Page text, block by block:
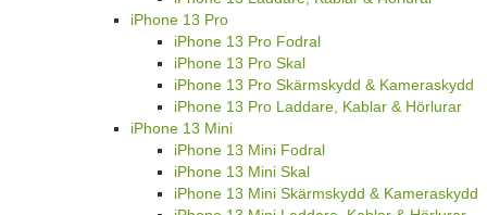
iPhone 13 Pro
iPhone 13 Pro Fodral
iPhone 13 Pro Skal
iPhone 13 Pro Skärmskydd & Kameraskydd
iPhone 13 Pro Laddare, Kablar & Hörlurar
iPhone 13 Mini
iPhone 13 Mini Fodral
iPhone 13 Mini Skal
iPhone 13 Mini Skärmskydd & Kameraskydd